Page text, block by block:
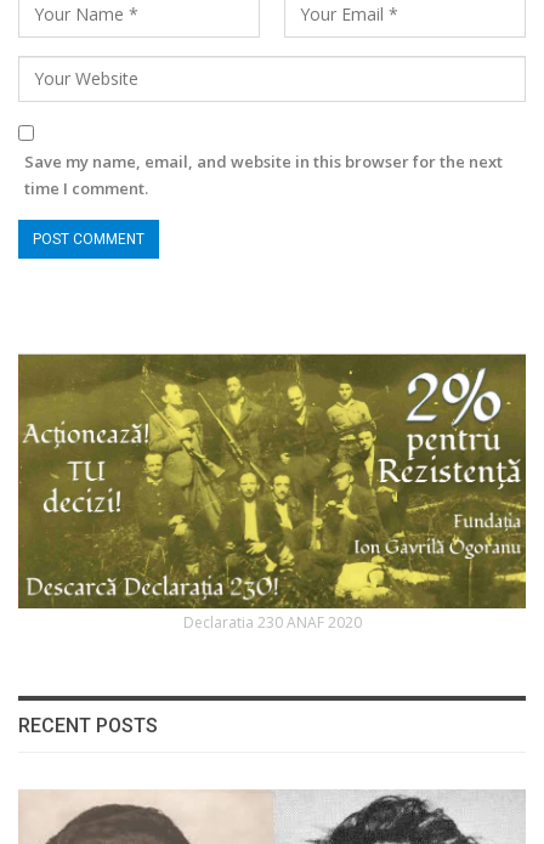
Save my name, email, and website in this browser for the next
time I comment.
Declaratia 230 ANAF 2020
RECENT POSTS